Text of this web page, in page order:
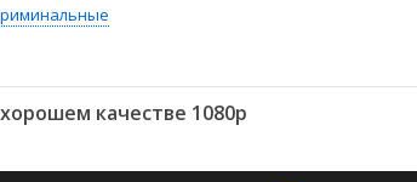
качестве 1080p